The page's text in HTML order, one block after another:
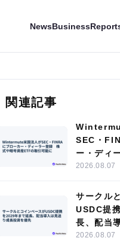
NewsBusiness
エージェント時代の新ビ
関連記事
SEC・
ー・ディ
や暗号資
2026.08.07
サークル
USDC提
長、配当
投資を優先
2026.08.07